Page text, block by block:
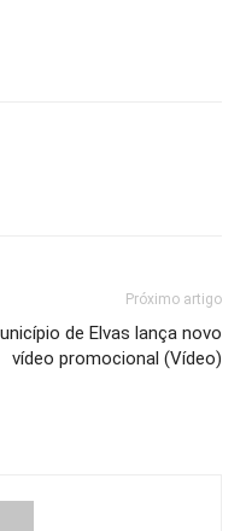
Próximo artigo
de Elvas lança novo
vídeo promocional (Vídeo)